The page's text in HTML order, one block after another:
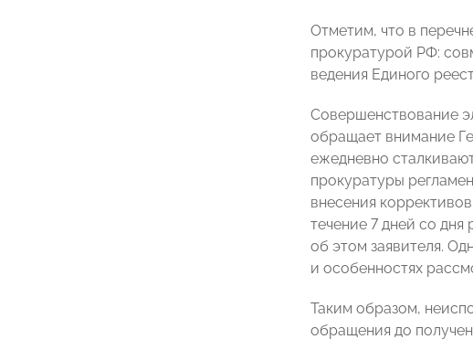
Отметим, что в
прокуратурой РФ:
ведения Единого
Совершенствование
обращает внимание
ежедневно
прокуратуры
внесения
течение 7 дней со
об этом заявителя.
и особенностях
Таким образом,
обращения до